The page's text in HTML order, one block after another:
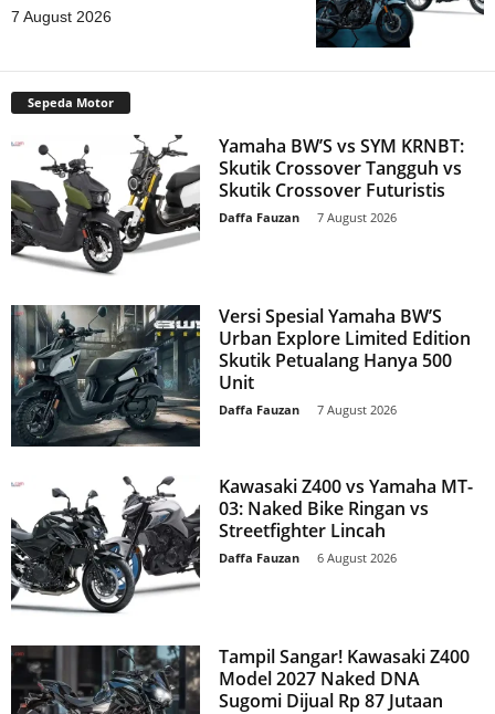
7 August 2026
Sepeda Motor
Yamaha BW’S vs SYM KRNBT:
Skutik Crossover Tangguh vs
Skutik Crossover Futuristis
Daffa Fauzan 7 August 2026
Versi Spesial Yamaha BW’S
Urban Explore Limited Edition
Skutik Petualang Hanya 500
Unit
Daffa Fauzan 7 August 2026
Kawasaki Z400 vs Yamaha MT-
03: Naked Bike Ringan vs
Streetfighter Lincah
Daffa Fauzan 6 August 2026
Tampil Sangar! Kawasaki Z400
Model 2027 Naked DNA
Sugomi Dijual Rp 87 Jutaan